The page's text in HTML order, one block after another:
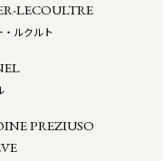
LECOULTRE
・ルクルト
PREZIUSO